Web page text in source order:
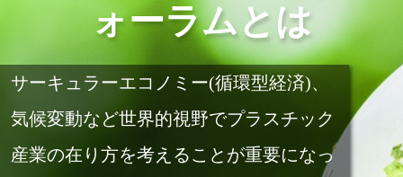
ォーラムとは
サーキュラーエコノミー(循環型経済)、
気候変動など世界的視野でプラスチック
産業の在り⽅を考えることが重要になっ